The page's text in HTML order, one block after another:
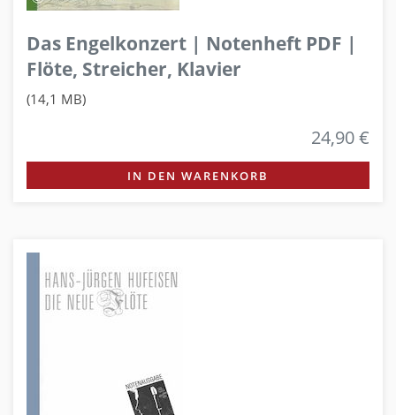
Das Engelkonzert | Notenheft PDF |
Flöte, Streicher, Klavier
(14,1 MB)
24,90 €
IN DEN WARENKORB